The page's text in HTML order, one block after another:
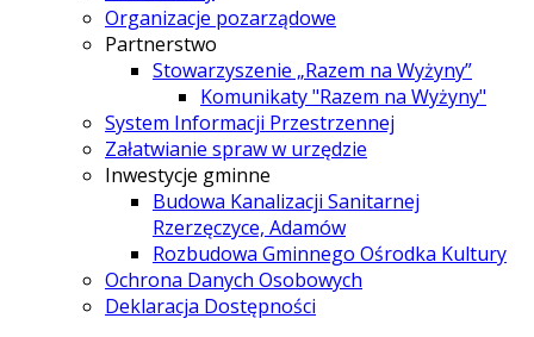
Organizacje pozarządowe
Partnerstwo
Stowarzyszenie „Razem na Wyżyny”
Komunikaty "Razem na Wyżyny"
System Informacji Przestrzennej
Załatwianie spraw w urzędzie
Inwestycje gminne
Budowa Kanalizacji Sanitarnej
Rzerzęczyce, Adamów
Rozbudowa Gminnego Ośrodka Kultury
Ochrona Danych Osobowych
Deklaracja Dostępności